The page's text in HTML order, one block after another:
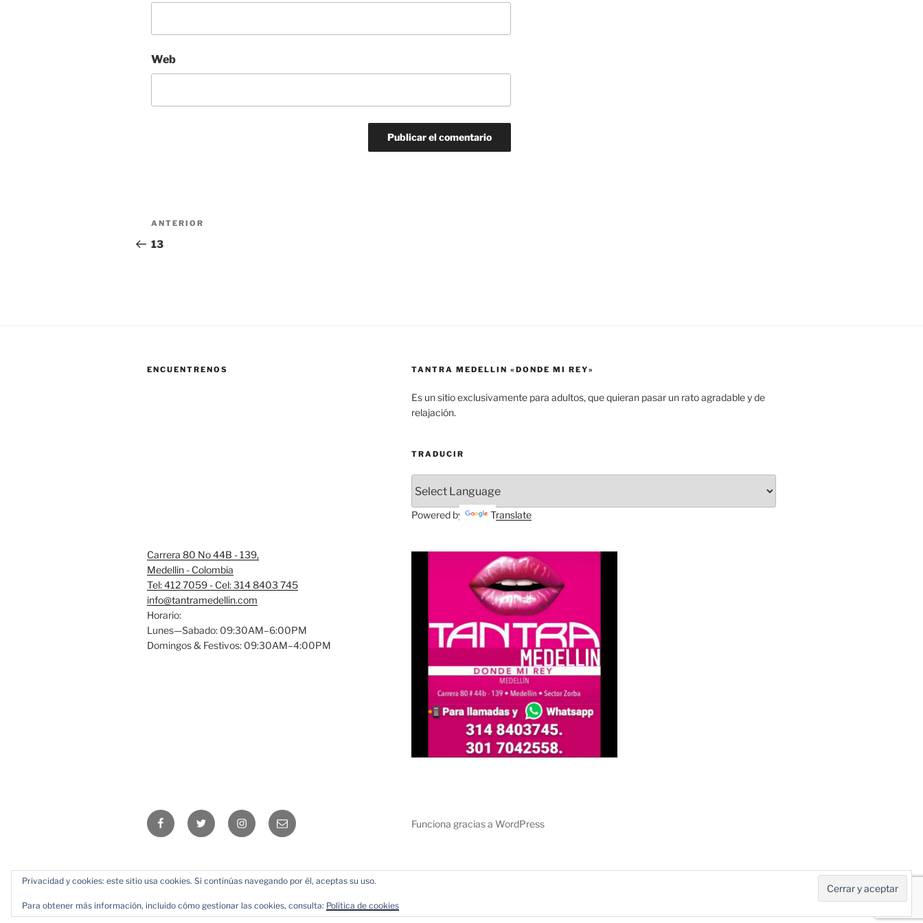
Web
Navegación
de
Entrada
anterior:
ANTERIOR
13
ENCUENTRENOS
Carrera 80 No 44B - 139,
Medellin - Colombia
Tel: 412 7059 - Cel: 314 8403 745
info@tantramedellin.com
Horario:
Lunes—Sabado: 09:30AM–6:00PM
Domingos & Festivos: 09:30AM–4:00PM
TANTRA MEDELLIN «DONDE MI REY»
Es un sitio exclusivamente para adultos, que quieran pasar un rato agradable y de
relajación.
TRADUCIR
Powered by Translate
FacebookTwitter InstagramEmail Funciona gracias a WordPress
Privacidad y cookies: este sitio usa cookies. Si continúas navegando por él, aceptas su uso.
Para obtener más información, incluido cómo gestionar las cookies, consulta: Política de cookies